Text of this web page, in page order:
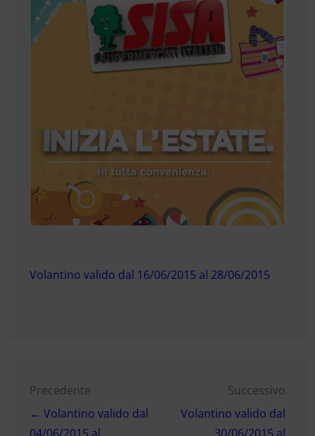
Volantino valido dal 16/06/2015 al 28/06/2015
Navigazione
articoli
Precedente
← Volantino valido dal
04/06/2015 al
Successivo
Volantino valido dal
30/06/2015 al